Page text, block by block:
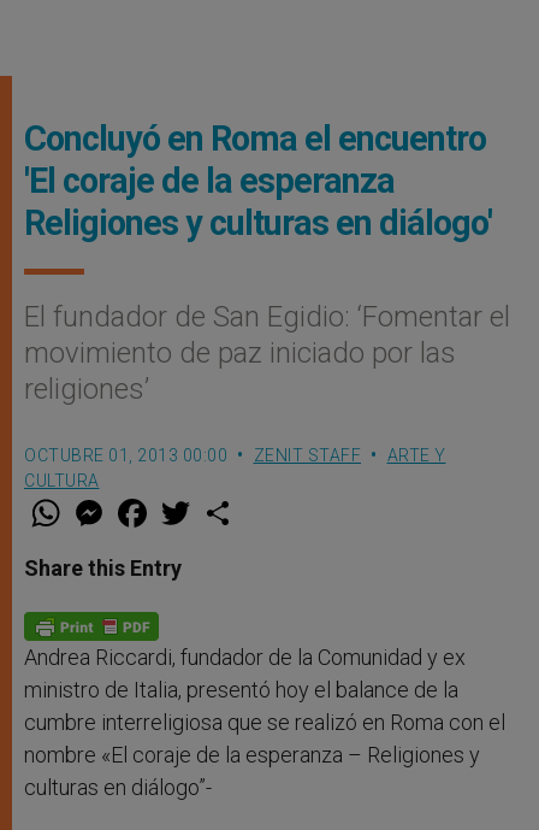
Concluyó en Roma el encuentro
'El coraje de la esperanza
Religiones y culturas en diálogo'
El fundador de San Egidio: ‘Fomentar el
movimiento de paz iniciado por las
religiones’
OCTUBRE 01, 2013 00:00 ZENIT STAFF
ARTE Y
CULTURA
W
t
s
p
p
M
e
s
e
g
e
r
F
a
e
b
o
k
w
Share this Entry
Andrea Riccardi, fundador de la Comunidad y ex
ministro de Italia, presentó hoy el balance de la
cumbre interreligiosa que se realizó en Roma con el
nombre «El coraje de la esperanza – Religiones y
culturas en diálogo”-